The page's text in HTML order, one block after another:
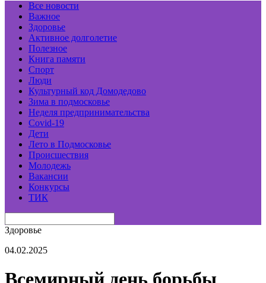
Все новости
Важное
Здоровье
Активное долголетие
Полезное
Книга памяти
Спорт
Люди
Культурный код Домодедово
Зима в подмосковье
Неделя предпринимательства
Covid-19
Дети
Лето в Подмосковье
Происшествия
Молодежь
Вакансии
Конкурсы
ТИК
Здоровье
04.02.2025